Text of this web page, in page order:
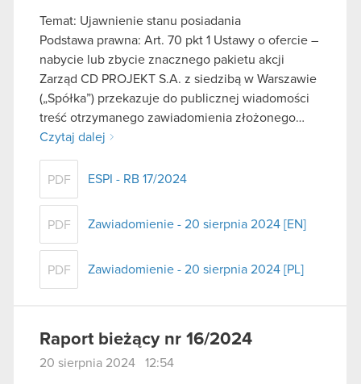
Temat: Ujawnienie stanu posiadania
Podstawa prawna: Art. 70 pkt 1 Ustawy o ofercie –
nabycie lub zbycie znacznego pakietu akcji
Zarząd CD PROJEKT S.A. z siedzibą w Warszawie
(„Spółka”) przekazuje do publicznej wiadomości
treść otrzymanego zawiadomienia złożonego…
Czytaj dalej
PDF ESPI - RB 17/2024
PDF Zawiadomienie - 20 sierpnia 2024 [EN]
PDF Zawiadomienie - 20 sierpnia 2024 [PL]
Raport bieżący nr 16/2024
20 sierpnia 2024 12:54